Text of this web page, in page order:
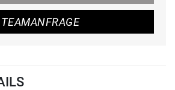
TEAMANFRAGE